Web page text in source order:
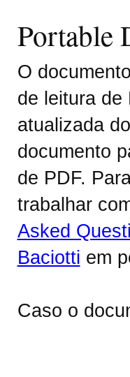
Portable
O
de leitura de
atualizada do
documento
de PDF.
trabalhar
Asked
Baciotti em
Caso o